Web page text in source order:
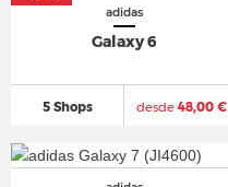
adidas
Galaxy 6
5 Shops desde48,00 €